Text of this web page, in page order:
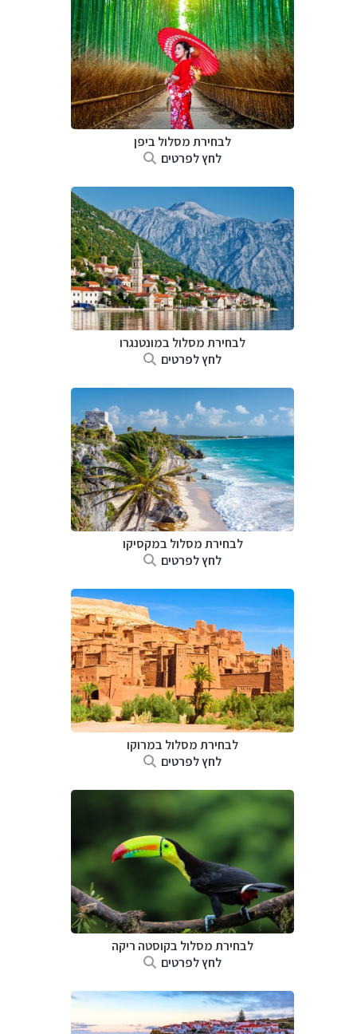
לבחירת מסלול ביפן
לחץ לפרטים
לבחירת מסלול במונטנגרו
לחץ לפרטים
לבחירת מסלול במקסיקו
לחץ לפרטים
לבחירת מסלול במרוקו
לחץ לפרטים
לבחירת מסלול בקוסטה ריקה
לחץ לפרטים